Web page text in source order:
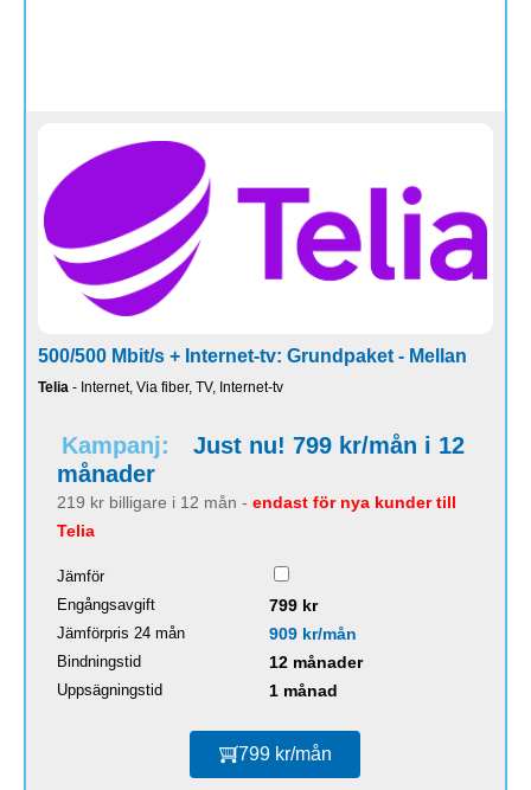
500/500 Mbit/s + Internet-tv: Grundpaket - Mellan
Telia - Internet, Via fiber, TV, Internet-tv
Kampanj:
Just nu! 799 kr/mån i 12
månader
219 kr billigare i 12 mån - endast för nya kunder till
Telia
Jämför
Engångsavgift
799 kr
Jämförpris 24 mån 909 kr/mån
Bindningstid 12 månader
Uppsägningstid 1 månad
799 kr/mån